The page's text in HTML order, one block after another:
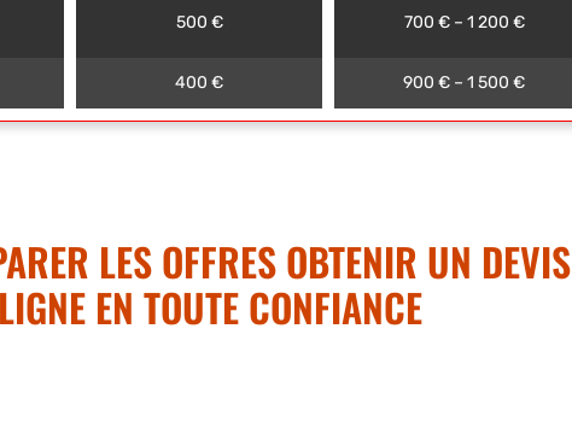
500 € 700 € – 1 200 €
400 € 900 € – 1 500 €
LES OFFRES OBTENIR UN DEVIS
EN TOUTE CONFIANCE